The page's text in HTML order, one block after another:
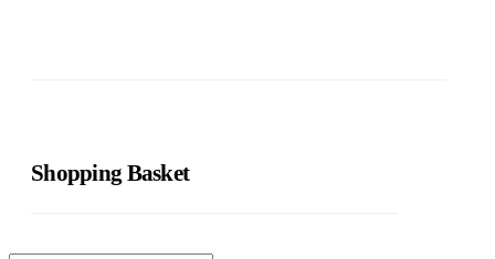
Shopping Basket